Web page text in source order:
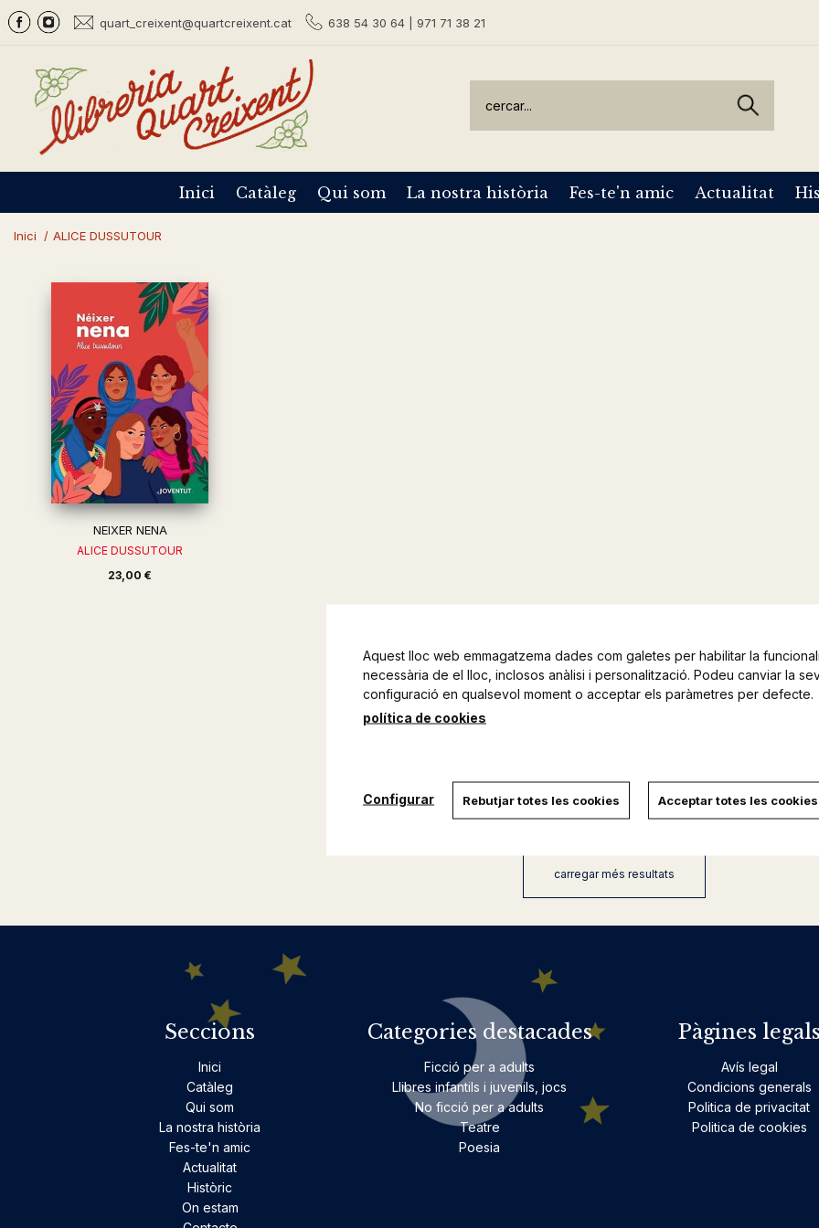
quart_creixent@quartcreixent.cat 638 54 30 64 | 971 71 38 21
Inici Catàleg Qui som La nostra història Fes-te'n amic Actualitat
Inici / ALICE DUSSUTOUR
NEIXER NENA
ALICE DUSSUTOUR
23,00 €
carregar més resultats
Seccions
Inici
Catàleg
Qui som
La nostra història
Fes-te'n amic
Actualitat
Històric
On estam
Categories destacades
Ficció per a adults
Llibres infantils i juvenils, jocs
No ficció per a adults
Teatre
Poesia
Pàgines legals
Avís legal
Condicions generals
Politica de privacitat
Politica de cookies
Aquest lloc web emmagatzema dades com galetes per habilitar la
necessària de el lloc, inclosos anàlisi i personalització. Podeu canviar la
configuració en qualsevol moment o acceptar els paràmetres per defecte.
política de cookies
Configurar Rebutjar totes les cookies Acceptar totes les cookies